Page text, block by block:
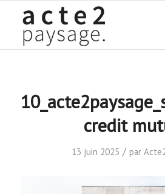
credit
13 juin 2025 / par